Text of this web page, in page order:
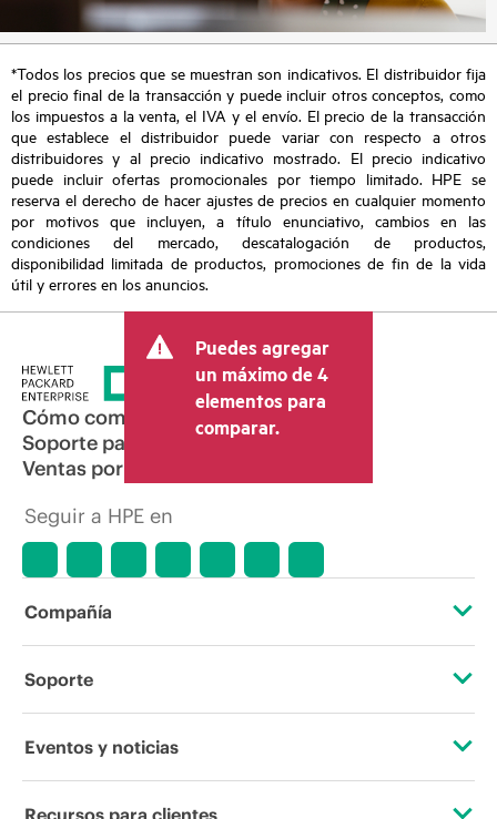
*Todos los precios que se muestran son indicativos. El distribuidor fija
el precio final de la transacción y puede incluir otros conceptos, como
los impuestos a la venta, el IVA y el envío. El precio de la transacción
que establece el distribuidor puede variar con respecto a otros
distribuidores y al precio indicativo mostrado. El precio indicativo
puede incluir ofertas promocionales por tiempo limitado. HPE se
reserva el derecho de hacer ajustes de precios en cualquier momento
por motivos que incluyen, a título enunciativo, cambios en las
condiciones del mercado, descatalogación de productos,
disponibilidad limitada de productos, promociones de fin de la vida
útil y errores en los anuncios.
Puedes agregar
un máximo de 4
elementos para
comparar.
Cómo comprar
Soporte para productos
Ventas por correo electrónico
Seguir a HPE en
Compañía
Acerca de HPE
Soporte
Servicios de soporte operativo
Eventos y noticias
Eventos